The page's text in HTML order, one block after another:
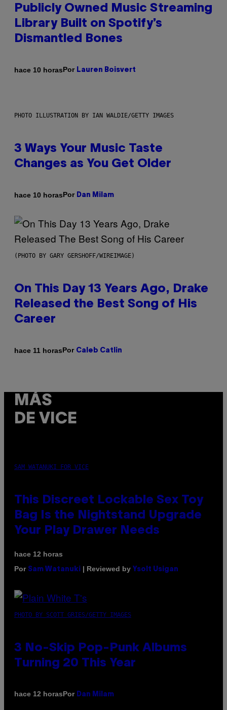
Publicly Owned Music Streaming
Library Built on Spotify’s
Dismantled Bones
hace 10 horasPor Lauren Boisvert
PHOTO ILLUSTRATION BY IAN WALDIE/GETTY IMAGES
3 Ways Your Music Taste
Changes as You Get Older
hace 10 horasPor Dan Milam
(PHOTO BY GARY GERSHOFF/WIREIMAGE)
On This Day 13 Years Ago, Drake
Released the Best Song of His
Career
hace 11 horasPor Caleb Catlin
MÁS
DE VICE
SAM WATANUKI FOR VICE
This Discreet Lockable Sex Toy
Bag Is the Nightstand Upgrade
Your Play Drawer Needs
hace 12 horas
Por Sam Watanuki | Reviewed by Ysolt Usigan
PHOTO BY SCOTT GRIES/GETTY IMAGES
3 No-Skip Pop-Punk Albums
Turning 20 This Year
hace 12 horasPor Dan Milam